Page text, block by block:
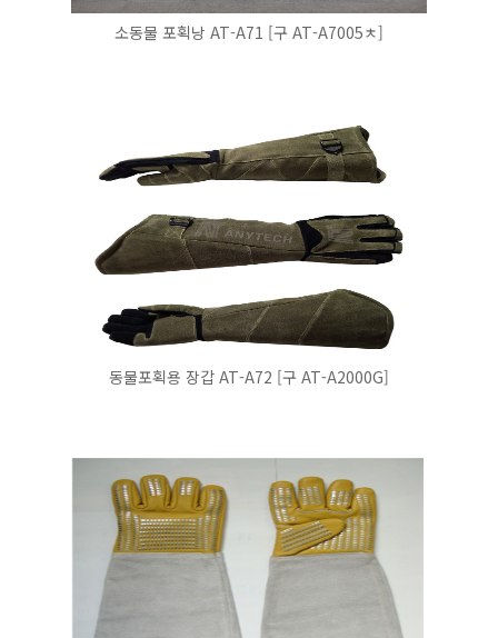
소동물 포획낭 AT-A71 [구 AT-A7005ㅊ]
동물포획용 장갑 AT-A72 [구 AT-A2000G]